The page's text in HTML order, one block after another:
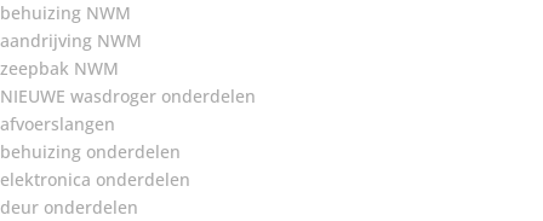
behuizing NWM
aandrijving NWM
zeepbak NWM
NIEUWE wasdroger onderdelen
afvoerslangen
behuizing onderdelen
elektronica onderdelen
deur onderdelen